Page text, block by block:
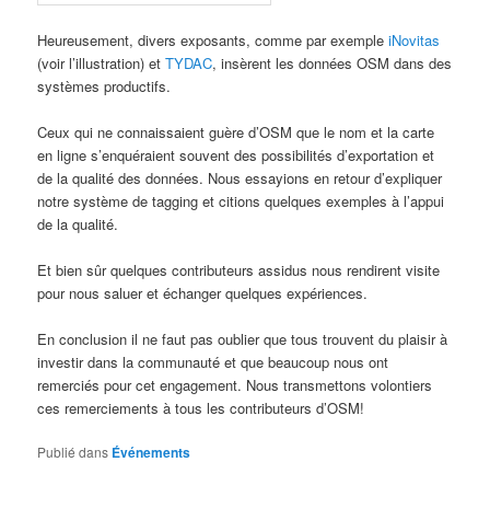
Heureusement, divers exposants, comme par exempleiNovitas
(voir l’illustration) etTYDAC, insèrent les données OSM dans des
systèmes productifs.
Ceux qui ne connaissaient guère d’OSM que le nom et la carte
en ligne s’enquéraient souvent des possibilités d’exportation et
de la qualité des données. Nous essayions en retour d’expliquer
notre système de tagging et citions quelques exemples à l’appui
de la qualité.
Et bien sûr quelques contributeurs assidus nous rendirent visite
pour nous saluer et échanger quelques expériences.
En conclusion il ne faut pas oublier que tous trouvent du plaisir à
investir dans la communauté et que beaucoup nous ont
remerciés pour cet engagement. Nous transmettons volontiers
ces remerciements à tous les contributeurs d’OSM!
Publié dans Événements